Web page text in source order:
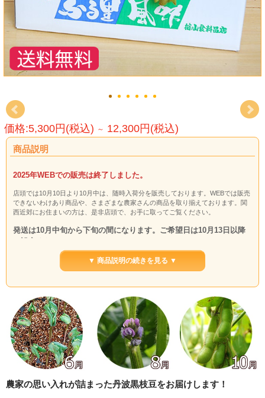
価格:5,300円(税込) ～ 12,300円(税込)
商品説明
2025年WEBでの販売は終了しました。
店頭では10月10日より10月中は、随時入荷分を販売しております。WEBでは販売
できないわけあり商品や、さまざまな農家さんの商品を取り揃えております。関
西近郊にお住まいの方は、是非店頭で、お手に取ってご覧ください。
発送は10月中旬から下旬の間になります。ご希望日は10月13日以降
その大きさ、独特のこく、どれをとっても最高級！鮮度抜群！クール
便でお送りします。送料無料（北海道沖縄は＋1,100円）となります
丹波篠山の黒枝豆（黒豆枝豆）は日本一と呼ばれるにふさわしい品質です。その
大きさ、独特のこく、甘み、ほっくりとした食感、どれをとっても枝豆の中でも
最高級の美味しさです。
篠山以外の地域でも「丹波の黒枝豆」を、たくさん栽培されるようになりまし
た。しかし、当店では地元丹波篠山の畑で栽培されたこだわりの丹波黒枝豆を、
旬の時期に皆様にお届けいたします。
枝つきで、鮮度のもちがいいのが特徴です。贈答品としても非常に喜ばれます。
▼ 商品説明の続きを見る ▼
農家の思い入れが詰まった丹波黒枝豆をお届けします！